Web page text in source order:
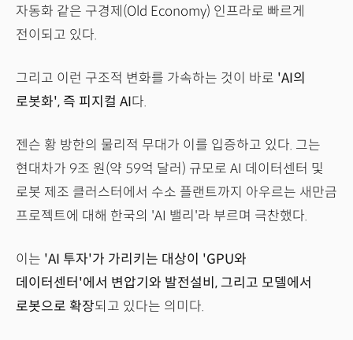
자동화 같은 구경제(Old Economy) 인프라로 빠르게
전이되고 있다.
그리고 이런 구조적 변화를 가속하는 것이 바로 'AI의
로봇화', 즉 피지컬 AI다.
젠슨 황 방한의 물리적 무대가 이를 입증하고 있다. 그는
현대차가 9조 원(약 59억 달러) 규모로 AI 데이터센터 및
로봇 제조 클러스터에서 수소 플랜트까지 아우르는 새만금
프로젝트에 대해 한국의 'AI 밸리'라 부르며 극찬했다.
이는 'AI 투자'가 가리키는 대상이 'GPU와
데이터센터'에서 변압기와 발전설비, 그리고 모델에서
로봇으로 확장되고 있다는 의미다.